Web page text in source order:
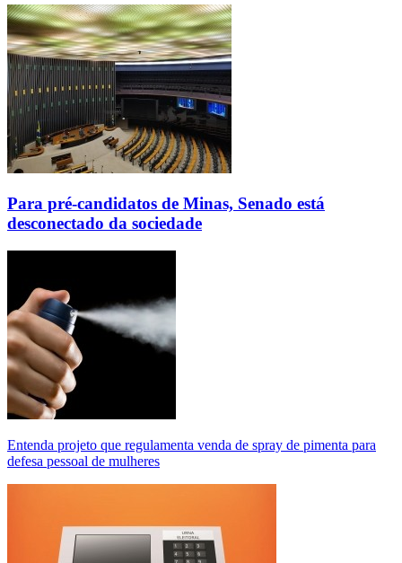
Para pré-candidatos de Minas, Senado está
desconectado da sociedade
Entenda projeto que regulamenta venda de spray de pimenta para
defesa pessoal de mulheres